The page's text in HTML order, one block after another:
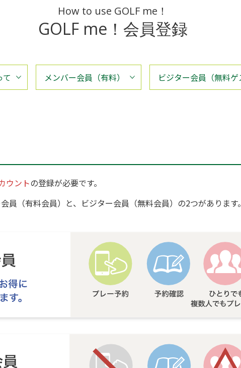
How to use GOLF me！
GOLF me！会員登録
て メンバー会員（有料） ビジター会員（無料ゲ
ウントの登録が必要です。
員（有料会員）と、ビジター会員（無料会員）の2つがありま